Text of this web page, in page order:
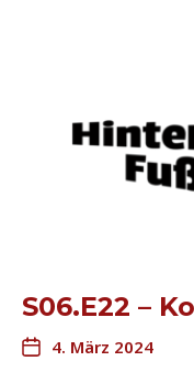
S06.E22 –
4. März 2024